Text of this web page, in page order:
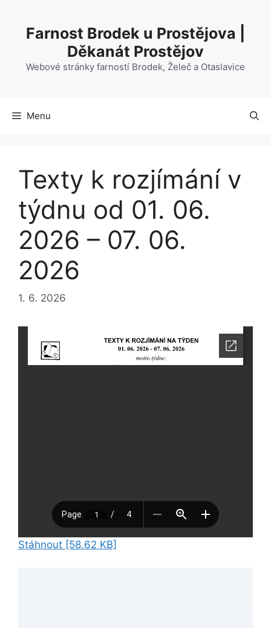
obsahFarnost Brodek u Prostějova |
Děkanát Prostějov
Webové stránky farností Brodek, Želeč a Otaslavice
Menu
Texty k rozjímání v
týdnu od 01. 06.
2026 – 07. 06.
2026
1. 6. 2026
Stáhnout [58.62 KB]